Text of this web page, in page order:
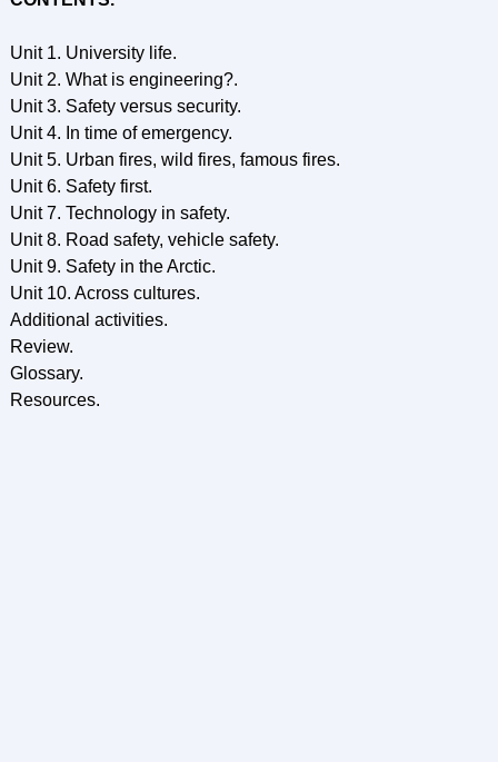
Unit 1. University life.
Unit 2. What is engineering?.
Unit 3. Safety versus security.
Unit 4. In time of emergency.
Unit 5. Urban fires, wild fires, famous fires.
Unit 6. Safety first.
Unit 7. Technology in safety.
Unit 8. Road safety, vehicle safety.
Unit 9. Safety in the Arctic.
Unit 10. Across cultures.
Additional activities.
Review.
Glossary.
Resources.